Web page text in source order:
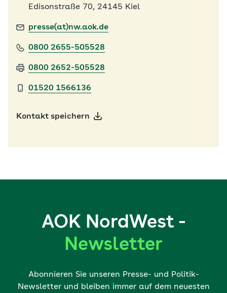
Edisonstraße 70, 24145 Kiel
presse(at)nw.aok.de
0800 2655-505528
0800 2652-505528
01520 1566136
Kontakt speichern
AOK NordWest -
Newsletter
Abonnieren Sie unseren Presse- und Politik-
Newsletter und bleiben immer auf dem neuesten